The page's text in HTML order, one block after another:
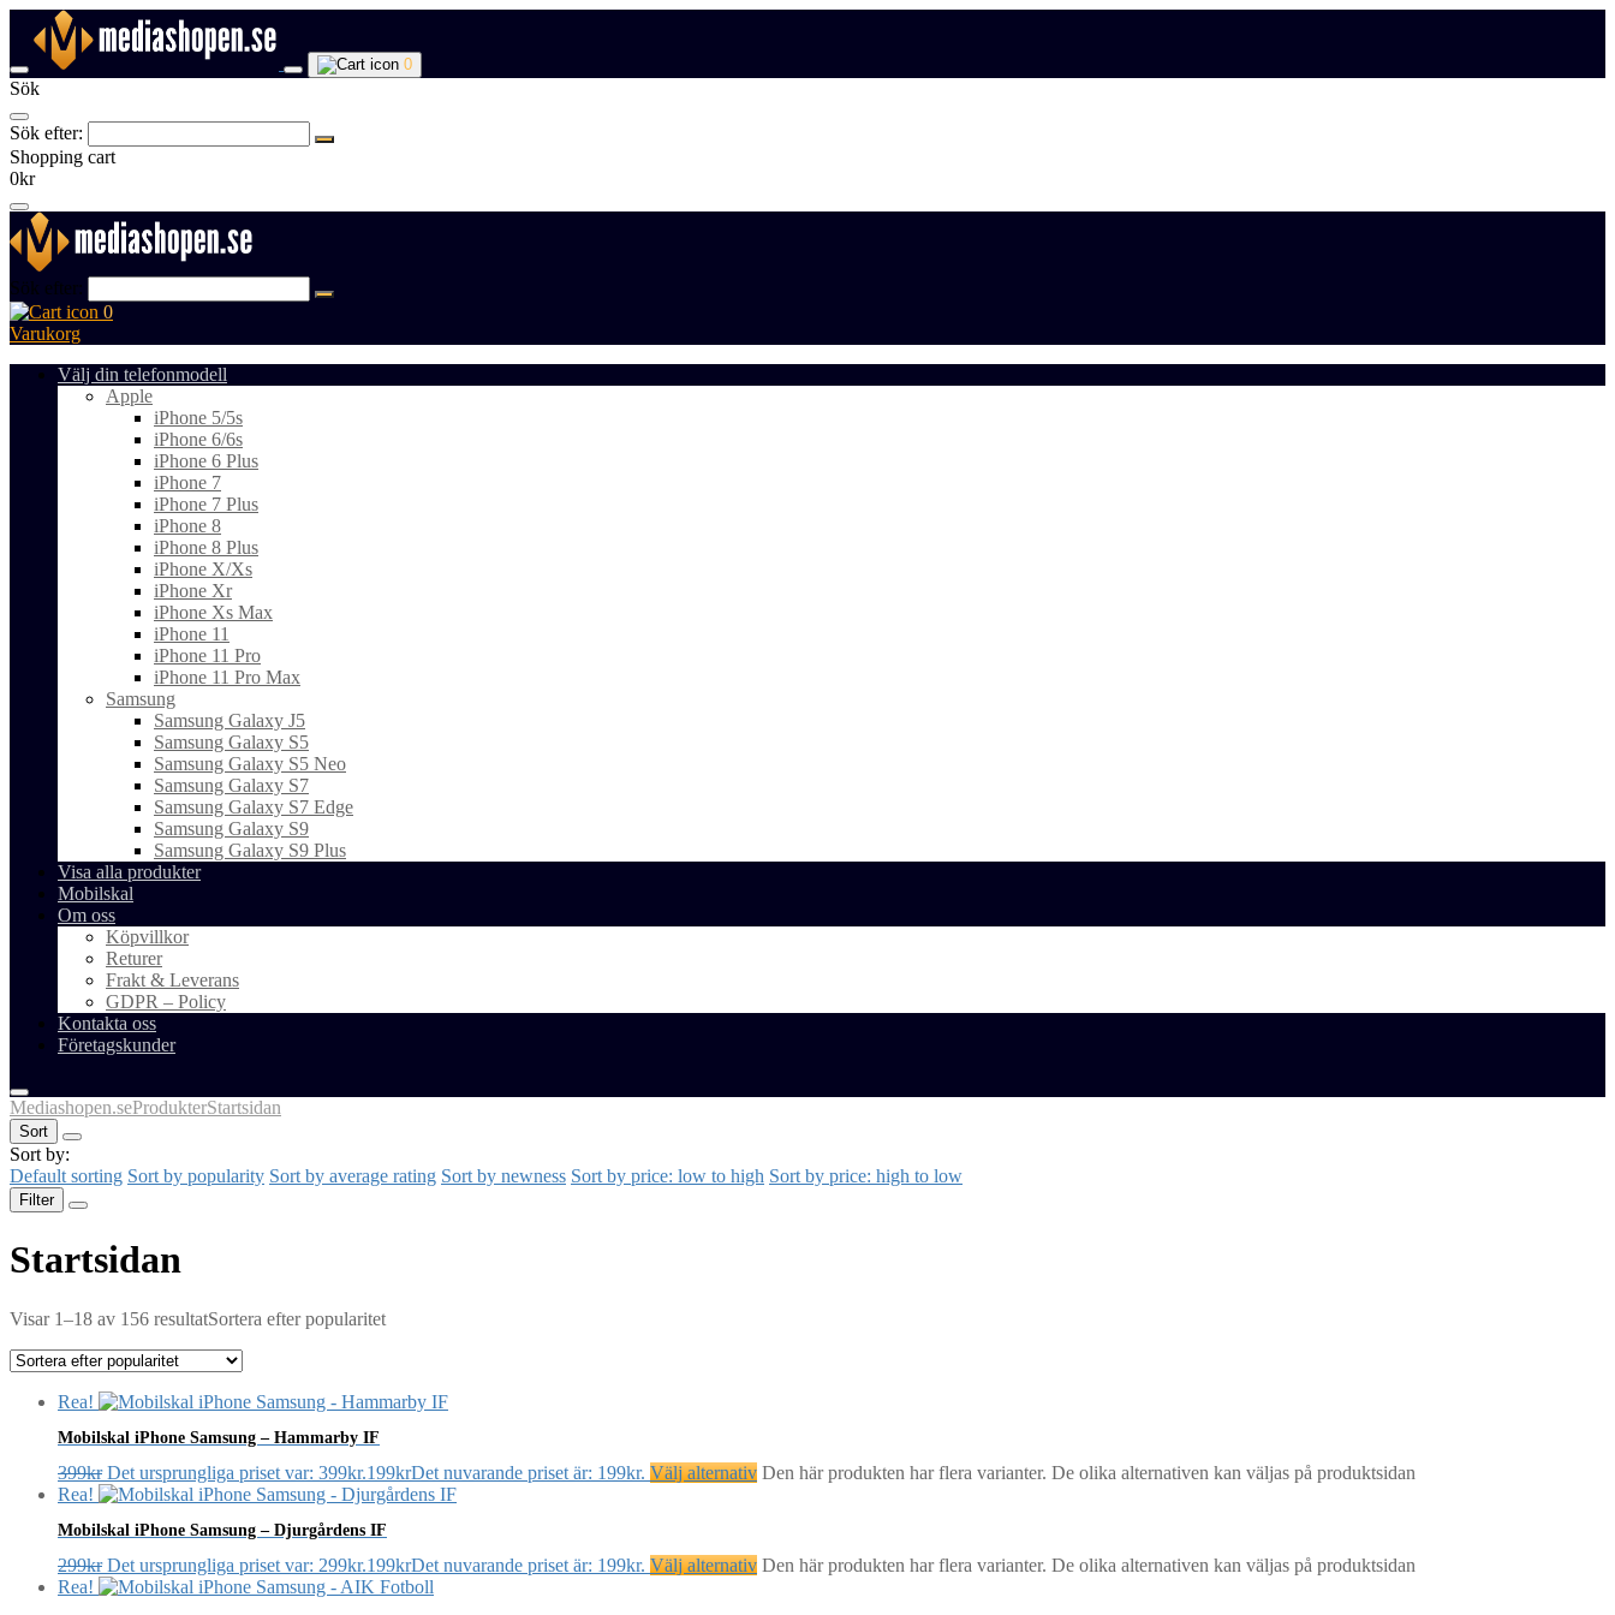
0
Sök
Sök efter:
Shopping cart
0kr
Sök efter:
0
Varukorg
Välj din telefonmodell
Apple
iPhone 5/5s
iPhone 6/6s
iPhone 6 Plus
iPhone 7
iPhone 7 Plus
iPhone 8
iPhone 8 Plus
iPhone X/Xs
iPhone Xr
iPhone Xs Max
iPhone 11
iPhone 11 Pro
iPhone 11 Pro Max
Samsung
Samsung Galaxy J5
Samsung Galaxy S5
Samsung Galaxy S5 Neo
Samsung Galaxy S7
Samsung Galaxy S7 Edge
Samsung Galaxy S9
Samsung Galaxy S9 Plus
Visa alla produkter
Mobilskal
Om oss
Köpvillkor
Returer
Frakt & Leverans
GDPR – Policy
Kontakta oss
Företagskunder
Mediashopen.seProdukterStartsidan
Sort
Sort by:
Default sorting Sort by popularity Sort by average rating Sort by newness Sort by price: low to high Sort by price: high to low
Filter
Startsidan
Visar 1–18 av 156 resultatSortera efter popularitet
Rea!
Mobilskal iPhone Samsung – Hammarby IF
399kr Det ursprungliga priset var: 399kr.199krDet nuvarande priset är: 199kr. Välj alternativ Den här produkten har flera varianter. De olika alternativen kan väljas på produktsidan
Rea!
Mobilskal iPhone Samsung – Djurgårdens IF
299kr Det ursprungliga priset var: 299kr.199krDet nuvarande priset är: 199kr. Välj alternativ Den här produkten har flera varianter. De olika alternativen kan väljas på produktsidan
Rea!